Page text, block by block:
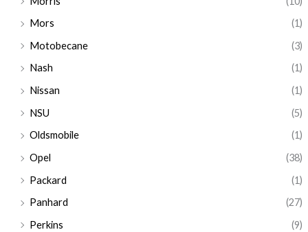
Mors
(1)
Motobecane
(3)
Nash
(1)
Nissan
(1)
NSU
(5)
Oldsmobile
(1)
Opel
(38)
Packard
(1)
Panhard
(27)
Perkins
(9)